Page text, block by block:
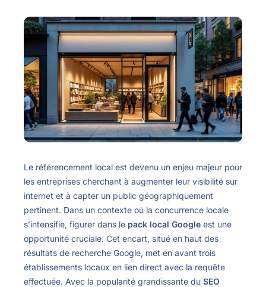
Le référencement local est devenu un enjeu majeur pour
les entreprises cherchant à augmenter leur visibilité sur
internet et à capter un public géographiquement
pertinent. Dans un contexte où la concurrence locale
s’intensifie, figurer dans le pack local Google est une
opportunité cruciale. Cet encart, situé en haut des
résultats de recherche Google, met en avant trois
établissements locaux en lien direct avec la requête
effectuée. Avec la popularité grandissante du SEO